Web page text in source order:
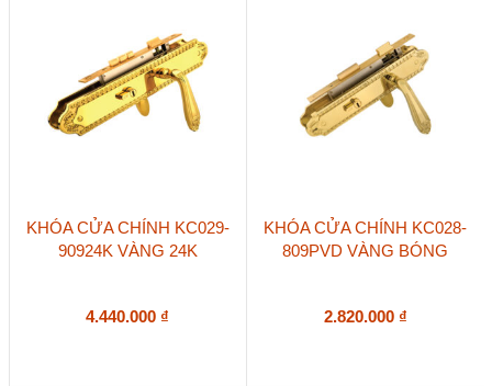
KHÓA CỬA CHÍNH KC029-
90924K VÀNG 24K
4.440.000 ₫
KHÓA CỬA CHÍNH KC028-
809PVD VÀNG BÓNG
2.820.000 ₫